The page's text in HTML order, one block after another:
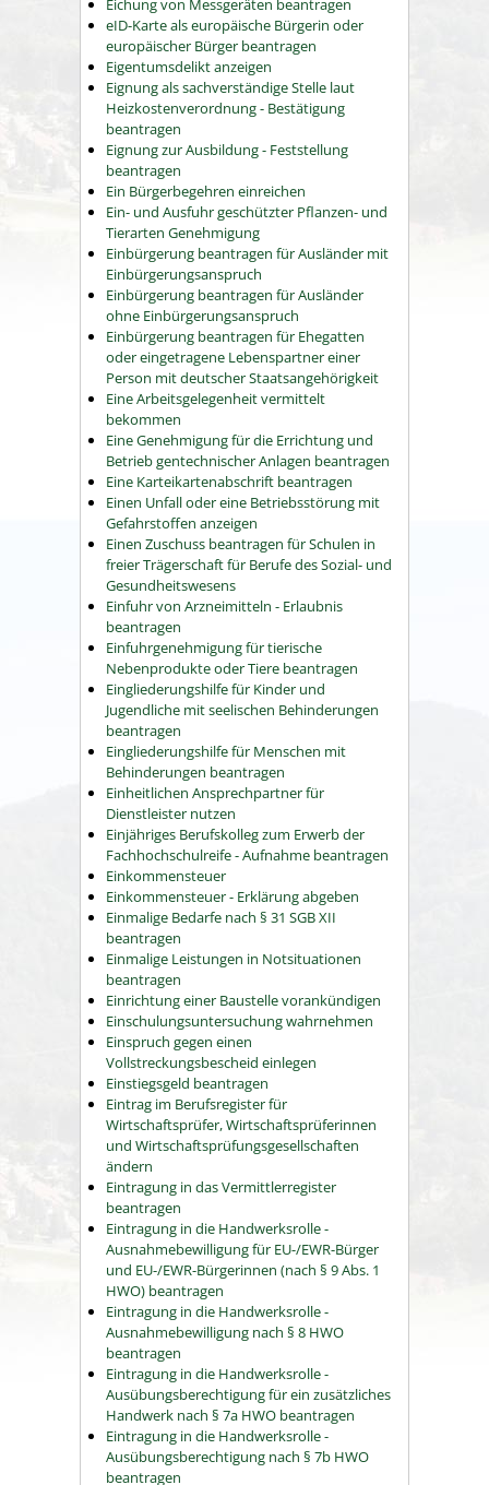
Eichung von Messgeräten beantragen
eID-Karte als europäische Bürgerin oder
europäischer Bürger beantragen
Eigentumsdelikt anzeigen
Eignung als sachverständige Stelle laut
Heizkostenverordnung - Bestätigung
beantragen
Eignung zur Ausbildung - Feststellung
beantragen
Ein Bürgerbegehren einreichen
Ein- und Ausfuhr geschützter Pflanzen- und
Tierarten Genehmigung
Einbürgerung beantragen für Ausländer mit
Einbürgerungsanspruch
Einbürgerung beantragen für Ausländer
ohne Einbürgerungsanspruch
Einbürgerung beantragen für Ehegatten
oder eingetragene Lebenspartner einer
Person mit deutscher Staatsangehörigkeit
Eine Arbeitsgelegenheit vermittelt
bekommen
Eine Genehmigung für die Errichtung und
Betrieb gentechnischer Anlagen beantragen
Eine Karteikartenabschrift beantragen
Einen Unfall oder eine Betriebsstörung mit
Gefahrstoffen anzeigen
Einen Zuschuss beantragen für Schulen in
freier Trägerschaft für Berufe des Sozial- und
Gesundheitswesens
Einfuhr von Arzneimitteln - Erlaubnis
beantragen
Einfuhrgenehmigung für tierische
Nebenprodukte oder Tiere beantragen
Eingliederungshilfe für Kinder und
Jugendliche mit seelischen Behinderungen
beantragen
Eingliederungshilfe für Menschen mit
Behinderungen beantragen
Einheitlichen Ansprechpartner für
Dienstleister nutzen
Einjähriges Berufskolleg zum Erwerb der
Fachhochschulreife - Aufnahme beantragen
Einkommensteuer
Einkommensteuer - Erklärung abgeben
Einmalige Bedarfe nach § 31 SGB XII
beantragen
Einmalige Leistungen in Notsituationen
beantragen
Einrichtung einer Baustelle vorankündigen
Einschulungsuntersuchung wahrnehmen
Einspruch gegen einen
Vollstreckungsbescheid einlegen
Einstiegsgeld beantragen
Eintrag im Berufsregister für
Wirtschaftsprüfer, Wirtschaftsprüferinnen
und Wirtschaftsprüfungsgesellschaften
ändern
Eintragung in das Vermittlerregister
beantragen
Eintragung in die Handwerksrolle -
Ausnahmebewilligung für EU-/EWR-Bürger
und EU-/EWR-Bürgerinnen (nach § 9 Abs. 1
HWO) beantragen
Eintragung in die Handwerksrolle -
Ausnahmebewilligung nach § 8 HWO
beantragen
Eintragung in die Handwerksrolle -
Ausübungsberechtigung für ein zusätzliches
Handwerk nach § 7a HWO beantragen
Eintragung in die Handwerksrolle -
Ausübungsberechtigung nach § 7b HWO
beantragen